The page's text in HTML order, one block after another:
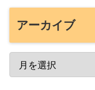
アーカイブ